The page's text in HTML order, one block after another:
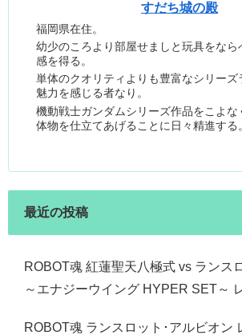
すだち城の殿
福岡県在住。
幼少のころより部屋せましと玩具をなら
感を得る。
単体のクオリティよりも豊富なシリーズ
魅力を感じる者なり。
機動戦士ガンダムシリーズ作品をこよな
体物を仕立てあげることに日々精進する
最近の投稿
ROBOT魂 紅蓮聖天八極式 vs ランス
～エナジーウイング HYPER SET～
ROBOT魂 ランスロット･アルビオン